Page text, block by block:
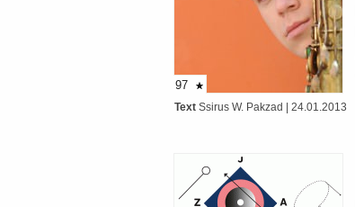
97
Text Ssirus W. Pakzad | 24.01.2013